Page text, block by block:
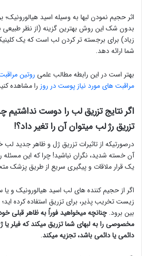
اثر حجیم نمودن لبها به وسیله اسید
بدون شک این روش بهترین گزینه (از نظر طبیعی
زیاد) برای برجسته تر کردن لب است که یک
شما ارائه دهد.
بهتر است در این رابطه مطالب علمی روتین
مراقبت های مورد نیاز پوست در روز را مشاهده
اگر نتایج تزریق لب را دوست نداشتیم
تزریق رژ لب میتوان آن را تغیر داد؟!
درصورتیکه از تاثیرات تزریق ژل و ظاهر جدید لب
آن خسته شدید، نگران نباشید! چرا که این مسئله
یک قرار ملاقات و پیگیری سریع از طریق پزشک
اگر از حجیم کننده های لب اسید هیالورونیک و
زیست تخریب پذیر، برای تزریق استفاده کرده اید؛
بین برود.چنانچه میخواهید فوراً به ظاهر قبلی
مخصوصی را به لبهای شما تزریق میکند که فیلر
دائمی یا دائمی باشد، تجزیه میکند.